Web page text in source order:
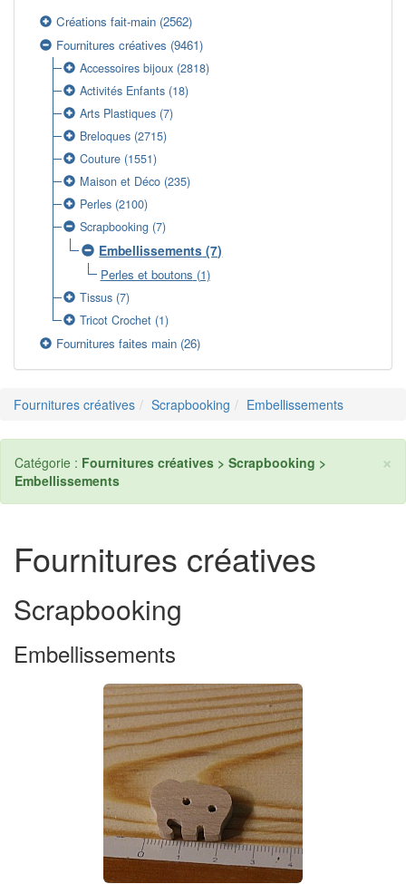
Créations fait-main (2562)
Fournitures créatives (9461)
Accessoires bijoux (2818)
Activités Enfants (18)
Arts Plastiques (7)
Breloques (2715)
Couture (1551)
Maison et Déco (235)
Perles (2100)
Scrapbooking (7)
Embellissements (7)
Perles et boutons (1)
Tissus (7)
Tricot Crochet (1)
Fournitures faites main (26)
Fournitures créatives Scrapbooking Embellissements
×
Catégorie : Fournitures créatives > Scrapbooking >
Embellissements
Fournitures créatives
Scrapbooking
Embellissements